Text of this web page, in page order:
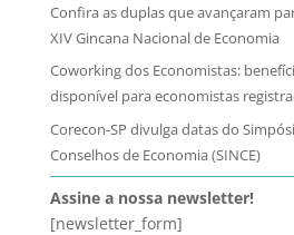
Confira as duplas que avançaram
XIV Gincana Nacional de Economia
Coworking dos Economistas:
disponível para economistas
Corecon-SP divulga datas do
Conselhos de Economia (SINCE)
Assine a nossa newsletter!
[newsletter_form]